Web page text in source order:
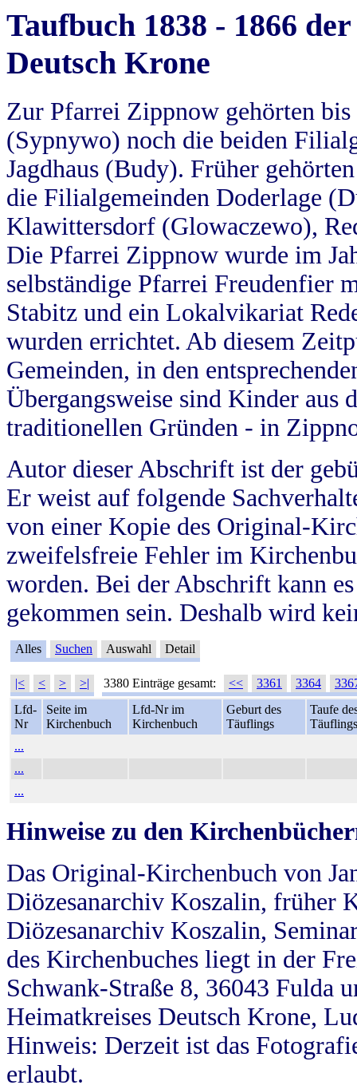
Taufbuch 1838 - 1866
Deutsch Krone
Zur Pfarrei Zippnow gehörten
(Sypnywo) noch die beiden
Jagdhaus (Budy). Früher
die Filialgemeinden Doderlage
Klawittersdorf (Glowaczewo),
Die Pfarrei Zippnow wurde im
selbständige Pfarrei Freudenfier
Stabitz und ein Lokalvikariat
wurden errichtet. Ab diesem
Gemeinden, in den
Übergangsweise sind Kinder aus
traditionellen Gründen - in
Autor dieser Abschrift ist der
Er weist auf folgende
von einer Kopie des Original-
zweifelsfreie Fehler im
worden. Bei der Abschrift kann
gekommen sein. Deshalb wird
Alles Suchen Auswahl Detail
|< < > >| 3380 Einträge gesamt: << 3361 3364
Lfd-
Nr
Seite im
Kirchenbuch
Lfd-Nr im
Kirchenbuch
Geburt des
Täuflings
Taufe
Täuflings
...
...
...
Hinweise zu den
Das Original-Kirchenbuch von
Diözesanarchiv Koszalin, früher
Diözesanarchiv Koszalin,
des Kirchenbuches liegt in der
Schwank-Straße 8, 36043 Fulda
Heimatkreises Deutsch Krone,
Hinweis: Derzeit ist das
erlaubt.